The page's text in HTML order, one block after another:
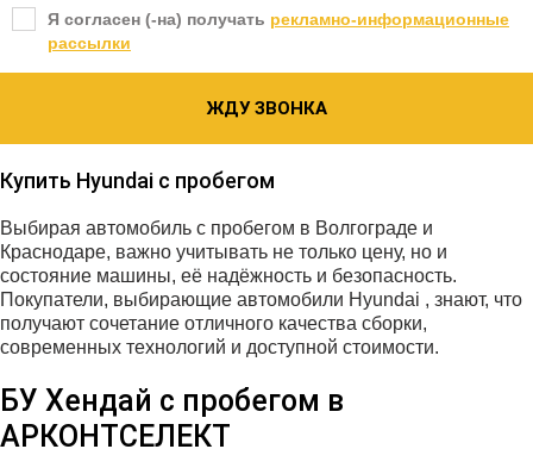
Я согласен (-на) получать рекламно-информационные
рассылки
ЖДУ ЗВОНКА
Купить Hyundai с пробегом
Выбирая автомобиль с пробегом в Волгограде и
Краснодаре, важно учитывать не только цену, но и
состояние машины, её надёжность и безопасность.
Покупатели, выбирающие автомобили Hyundai , знают, что
получают сочетание отличного качества сборки,
современных технологий и доступной стоимости.
БУ Хендай с пробегом в
АРКОНТСЕЛЕКТ